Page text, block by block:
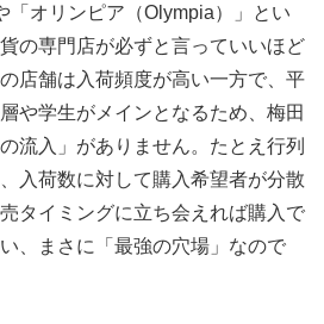
「オリンピア（Olympia）」とい
の専門店が必ずと言っていいほど
店舗は入荷頻度が高い一方で、平
や学生がメインとなるため、梅田
流入」がありません。たとえ行列
入荷数に対して購入希望者が分散
タイミングに立ち会えれば購入で
、まさに「最強の穴場」なので